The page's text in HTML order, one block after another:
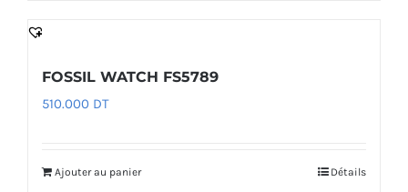
FOSSIL WATCH FS5789
510.000 DT
Ajouter au panier Détails